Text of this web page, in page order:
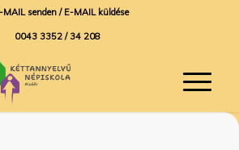
MAIL senden / E-MAIL küldése
0043 3352 / 34 208